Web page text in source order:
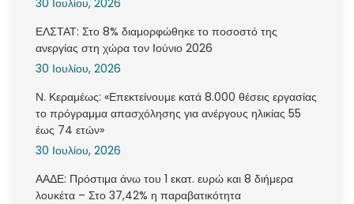
ΕΛΣΤΑΤ: Στο 8% διαμορφώθηκε το ποσοστό της
ανεργίας στη χώρα τον Ιούνιο 2026
30 Ιουλίου, 2026
Ν. Κεραμέως: «Επεκτείνουμε κατά 8.000 θέσεις εργασίας
το πρόγραμμα απασχόλησης για ανέργους ηλικίας 55
έως 74 ετών»
30 Ιουλίου, 2026
ΑΑΔΕ: Πρόστιμα άνω του 1 εκατ. ευρώ και 8 διήμερα
λουκέτα – Στο 37,42% η παραβατικότητα